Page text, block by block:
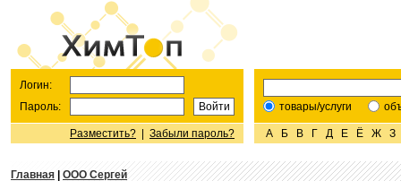
Логин:
Пароль:
Разместить? Забыли пароль?
товары/услуги
А Б В Г Д Е Ё Ж З
Главная ООО Cергей